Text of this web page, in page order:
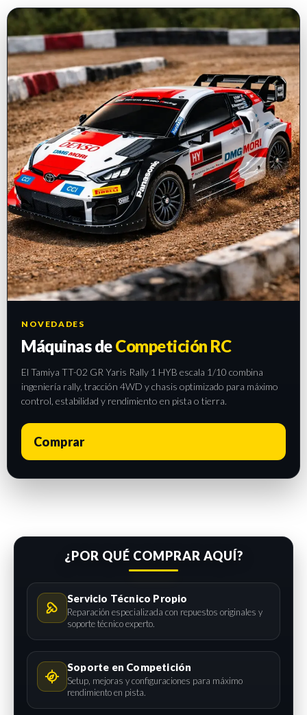
NOVEDADES
Máquinas deCompetición RC
El Tamiya TT-02 GR Yaris Rally 1 HYB escala 1/10 combina
ingeniería rally, tracción 4WD y chasis optimizado para máximo
control, estabilidad y rendimiento en pista o tierra.
Comprar
¿POR QUÉ COMPRAR AQUÍ?
Servicio Técnico Propio
Reparación especializada con repuestos originales y
soporte técnico experto.
Soporte en Competición
Setup, mejoras y configuraciones para máximo
rendimiento en pista.